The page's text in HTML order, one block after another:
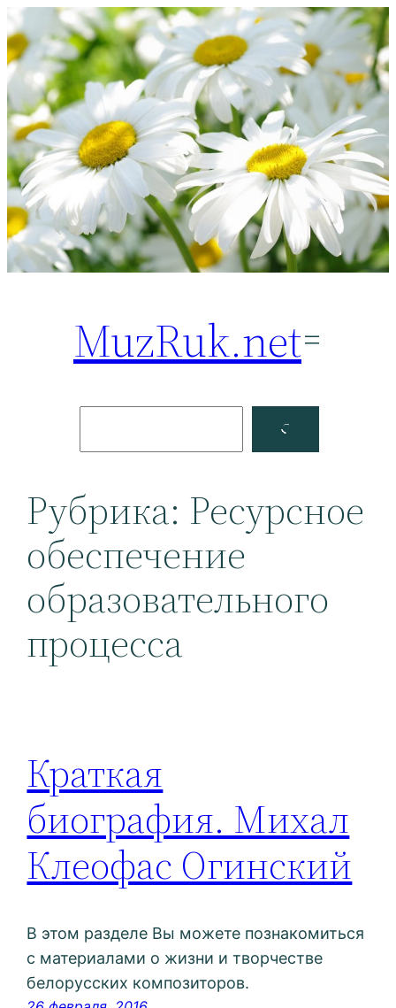
Перейти
к
содержимому
MuzRuk.net
Facebook
Рубрика: Ресурсное
обеспечение
образовательного
процесса
Краткая
биография. Михал
Клеофас Огинский
В этом разделе Вы можете познакомиться
с материалами о жизни и творчестве
белорусских композиторов.